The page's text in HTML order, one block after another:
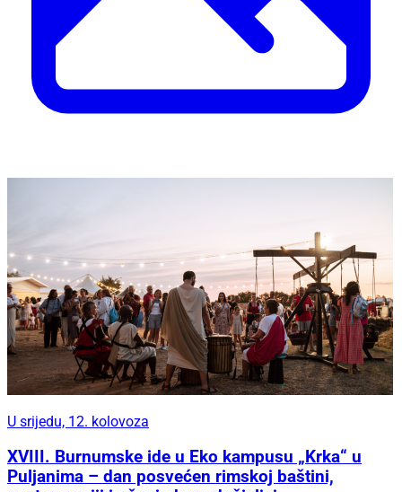
U srijedu, 12. kolovoza
XVIII. Burnumske ide u Eko kampusu „Krka“ u
Puljanima – dan posvećen rimskoj baštini,